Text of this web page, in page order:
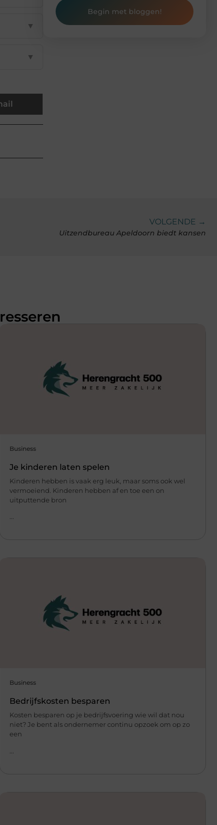
▼
▼
Begin met bloggen!
VOLGENDE →
Uitzendbureau Apeldoorn biedt kansen
Business
Je kinderen laten spelen
Kinderen hebben is vaak erg leuk, maar soms ook wel
vermoeiend. Kinderen hebben af en toe een on
uitputtende bron
Business
Bedrijfskosten besparen
Kosten besparen op je bedrijfsvoering wie wil dat nou
niet? Je bent als ondernemer continu opzoek om op zo
een